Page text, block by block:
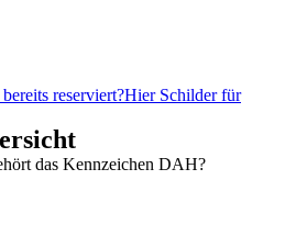
reserviert?Hier Schilder für
das Kennzeichen DAH?